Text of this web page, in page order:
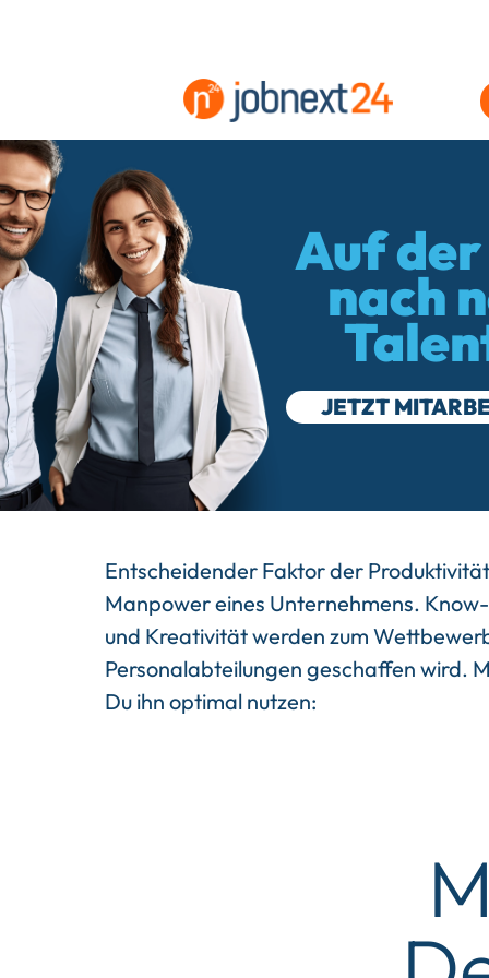
Auf der
nach
JETZT
Entscheidender Faktor der
Manpower eines Unternehmens.
und Kreativität werden zum
Personalabteilungen geschaffen wird.
Du ihn optimal nutzen: